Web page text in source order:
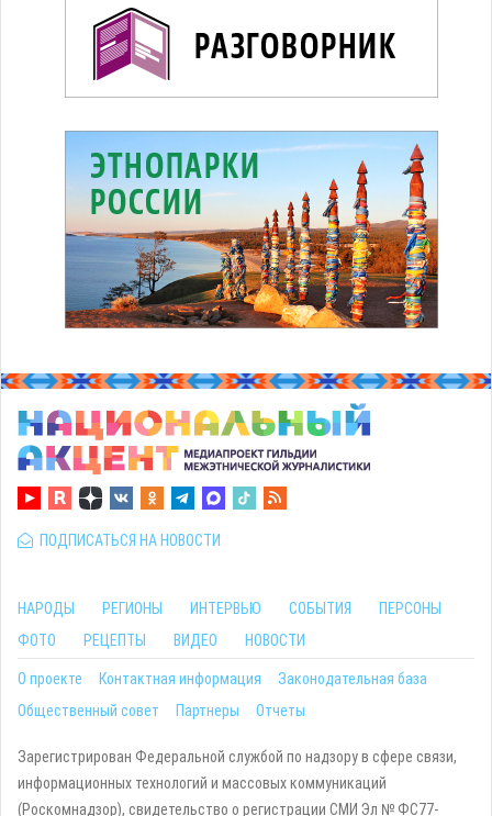
ПОДПИСАТЬСЯ НА НОВОСТИ
НАРОДЫ РЕГИОНЫ ИНТЕРВЬЮ СОБЫТИЯ
ПЕРСОНЫ
ФОТО
РЕЦЕПТЫ ВИДЕО НОВОСТИ
О проекте Контактная информация
Законодательная база
Общественный совет
Партнеры Отчеты
Зарегистрирован Федеральной службой по надзору в сфере связи,
информационных технологий и массовых коммуникаций
(Роскомнадзор), свидетельство о регистрации СМИ Эл № ФС77-